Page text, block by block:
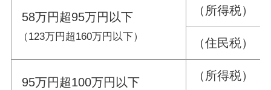
58万円超95万円以下
（123万円超160万円以下）
（所得税）
（住民税）
95万円超100万円以下 （所得税）